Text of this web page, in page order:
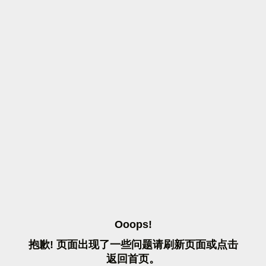
OOOPS!
抱歉! 页面出现了一些问题请刷 新页面或点击
返 回首页。